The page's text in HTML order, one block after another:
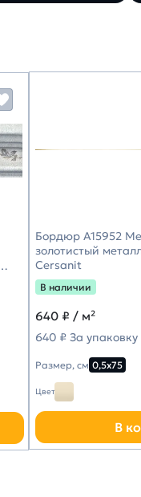
Бордюр A15952
золотистый
Cersanit
В наличии
640 ₽ / м²
640 ₽ За упаковку
Размер, см 0,5х75
Цвет
В